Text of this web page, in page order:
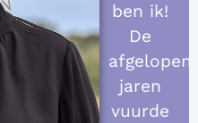
ben ik!
De
afgelopen
jaren
vuurde